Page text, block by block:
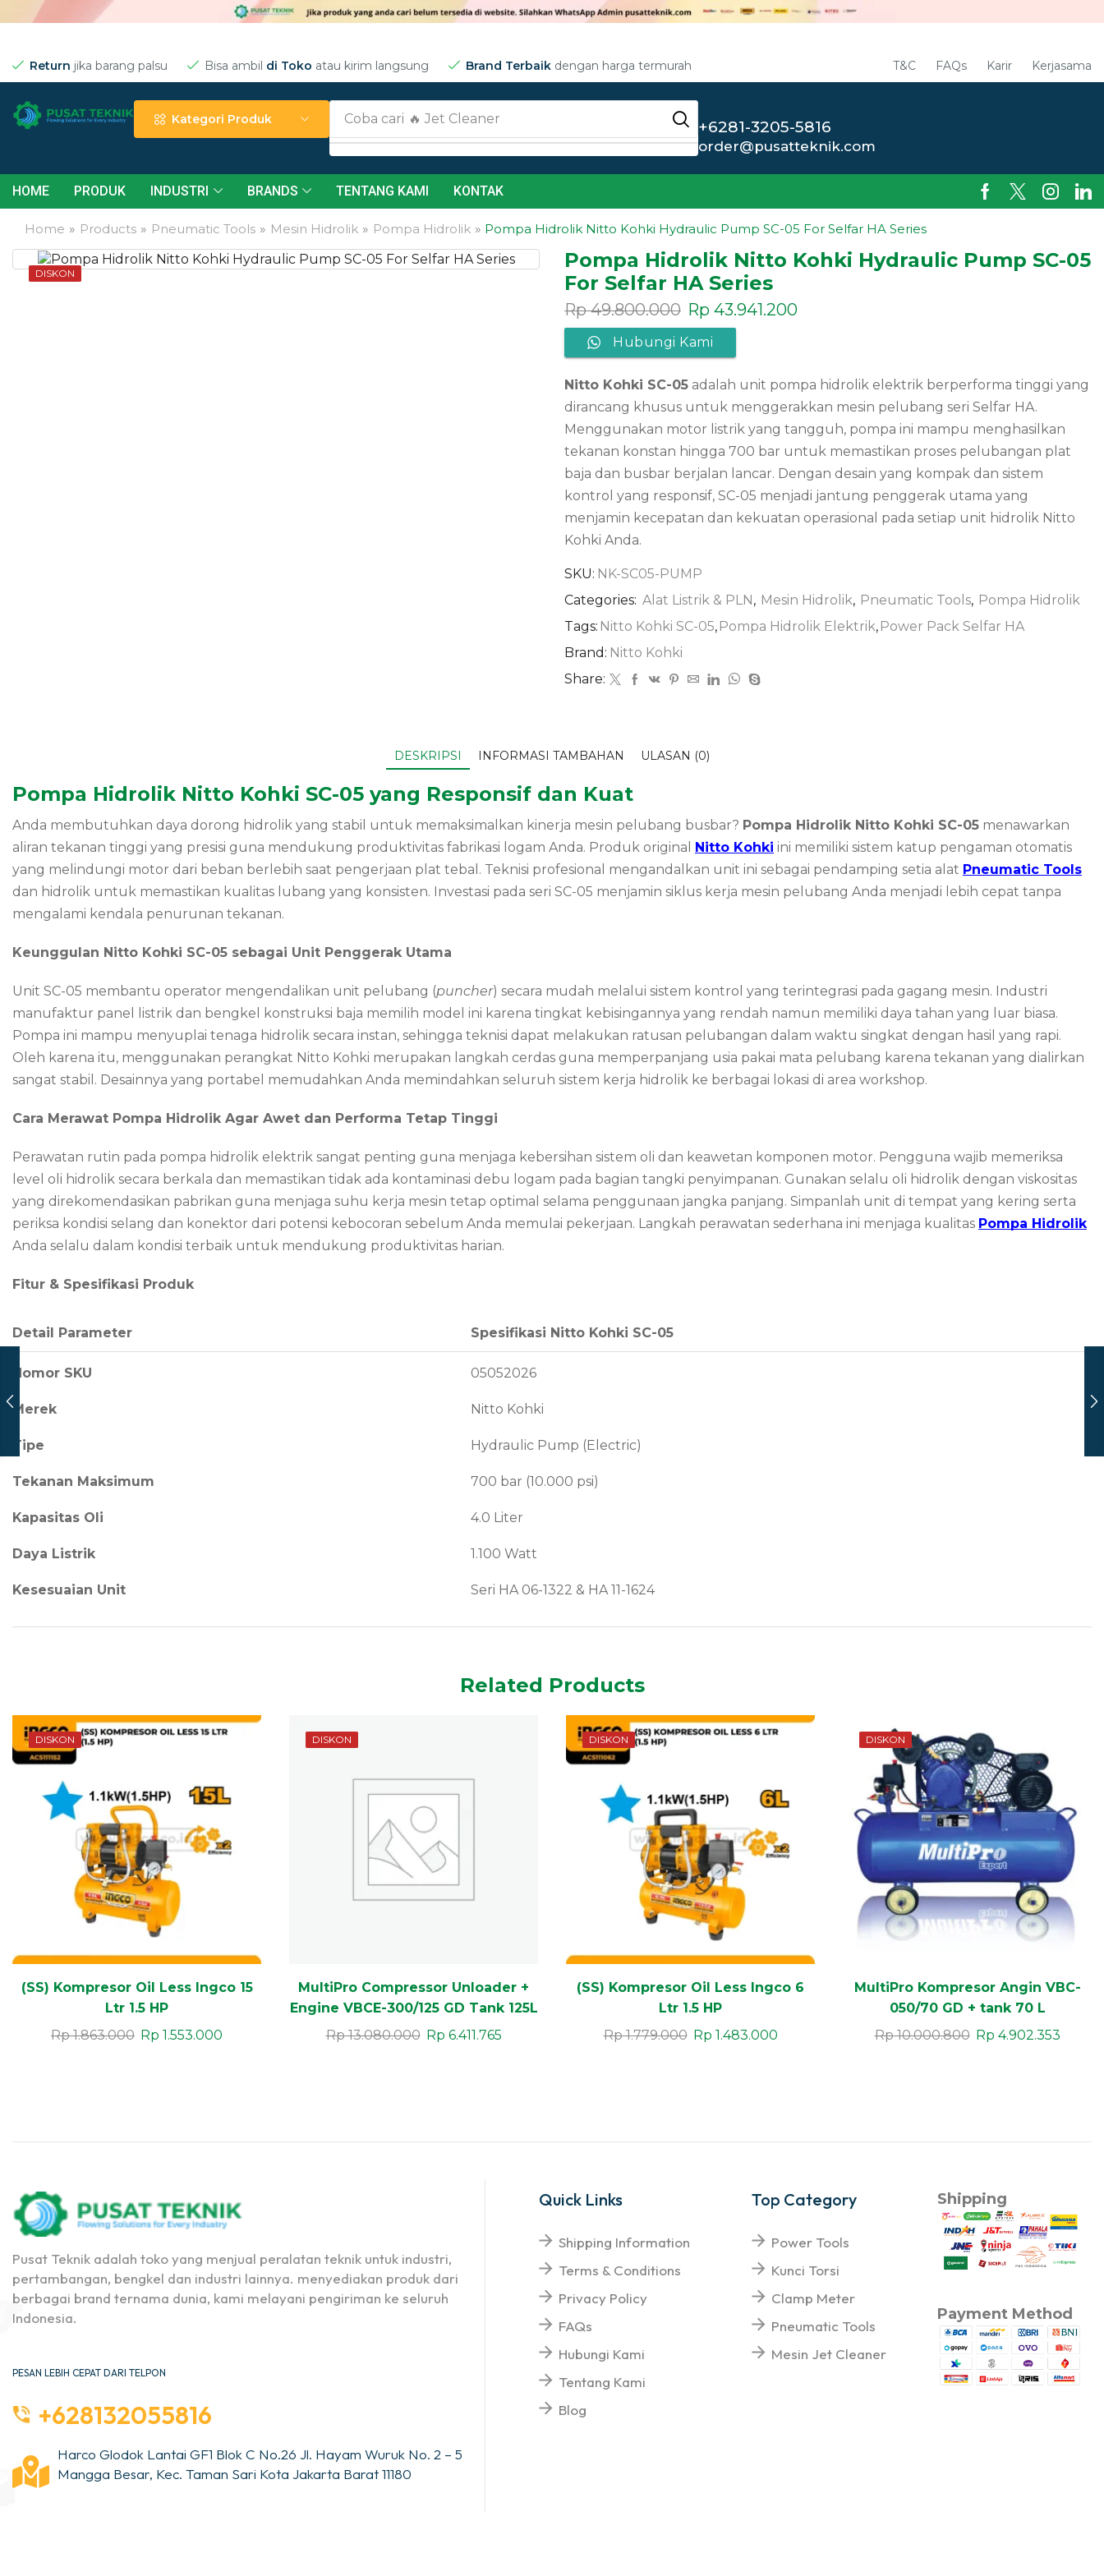
Return jika barang palsu Bisa ambil di Toko atau kirim langsung Brand Terbaik dengan harga termurah T&C FAQs Karir Kerjasama
Kategori Produk Coba cari 🔥 Jet Cleaner +6281-3205-5816
order@pusatteknik.com
HOME PRODUK INDUSTRI BRANDS TENTANG KAMI KONTAK
Home » Products » Pneumatic Tools » Mesin Hidrolik » Pompa Hidrolik » Pompa Hidrolik Nitto Kohki Hydraulic Pump SC-05 For Selfar HA Series
DISKON
Pompa Hidrolik Nitto Kohki Hydraulic Pump SC-05
For Selfar HA Series
Rp49.800.000 Rp 43.941.200
Hubungi Kami
Nitto Kohki SC-05 adalah unit pompa hidrolik elektrik berperforma tinggi yang
dirancang khusus untuk menggerakkan mesin pelubang seri Selfar HA.
Menggunakan motor listrik yang tangguh, pompa ini mampu menghasilkan
tekanan konstan hingga 700 bar untuk memastikan proses pelubangan plat
baja dan busbar berjalan lancar. Dengan desain yang kompak dan sistem
kontrol yang responsif, SC-05 menjadi jantung penggerak utama yang
menjamin kecepatan dan kekuatan operasional pada setiap unit hidrolik Nitto
Kohki Anda.
SKU: NK-SC05-PUMP
Categories: Alat Listrik & PLN , Mesin Hidrolik, Pneumatic Tools, Pompa Hidrolik
Tags: Nitto Kohki SC-05, Pompa Hidrolik Elektrik, Power Pack Selfar HA
Brand: Nitto Kohki
Share:
DESKRIPSI INFORMASI TAMBAHAN ULASAN (0)
Pompa Hidrolik Nitto Kohki SC-05 yang Responsif dan Kuat
Anda membutuhkan daya dorong hidrolik yang stabil untuk memaksimalkan kinerja mesin pelubang busbar? Pompa Hidrolik Nitto Kohki SC-05 menawarkan
aliran tekanan tinggi yang presisi guna mendukung produktivitas fabrikasi logam Anda. Produk original Nitto Kohki ini memiliki sistem katup pengaman otomatis
yang melindungi motor dari beban berlebih saat pengerjaan plat tebal. Teknisi profesional mengandalkan unit ini sebagai pendamping setia alat Pneumatic Tools
dan hidrolik untuk memastikan kualitas lubang yang konsisten. Investasi pada seri SC-05 menjamin siklus kerja mesin pelubang Anda menjadi lebih cepat tanpa
mengalami kendala penurunan tekanan.
Keunggulan Nitto Kohki SC-05 sebagai Unit Penggerak Utama
Unit SC-05 membantu operator mengendalikan unit pelubang (puncher) secara mudah melalui sistem kontrol yang terintegrasi pada gagang mesin. Industri
manufaktur panel listrik dan bengkel konstruksi baja memilih model ini karena tingkat kebisingannya yang rendah namun memiliki daya tahan yang luar biasa.
Pompa ini mampu menyuplai tenaga hidrolik secara instan, sehingga teknisi dapat melakukan ratusan pelubangan dalam waktu singkat dengan hasil yang rapi.
Oleh karena itu, menggunakan perangkat Nitto Kohki merupakan langkah cerdas guna memperpanjang usia pakai mata pelubang karena tekanan yang dialirkan
sangat stabil. Desainnya yang portabel memudahkan Anda memindahkan seluruh sistem kerja hidrolik ke berbagai lokasi di area workshop.
Cara Merawat Pompa Hidrolik Agar Awet dan Performa Tetap Tinggi
Perawatan rutin pada pompa hidrolik elektrik sangat penting guna menjaga kebersihan sistem oli dan keawetan komponen motor. Pengguna wajib memeriksa
level oli hidrolik secara berkala dan memastikan tidak ada kontaminasi debu logam pada bagian tangki penyimpanan. Gunakan selalu oli hidrolik dengan viskositas
yang direkomendasikan pabrikan guna menjaga suhu kerja mesin tetap optimal selama penggunaan jangka panjang. Simpanlah unit di tempat yang kering serta
periksa kondisi selang dan konektor dari potensi kebocoran sebelum Anda memulai pekerjaan. Langkah perawatan sederhana ini menjaga kualitas Pompa Hidrolik
Anda selalu dalam kondisi terbaik untuk mendukung produktivitas harian.
Fitur & Spesifikasi Produk
Detail Parameter Spesifikasi Nitto Kohki SC-05
Nomor SKU 05052026
Merek Nitto Kohki
Tipe Hydraulic Pump (Electric)
Tekanan Maksimum 700 bar (10.000 psi)
Kapasitas Oli 4.0 Liter
Daya Listrik 1.100 Watt
Kesesuaian Unit Seri HA 06-1322 & HA 11-1624
Related Products
DISKON
(SS) Kompresor Oil Less Ingco 15
Ltr 1.5 HP
Rp1.863.000 Rp 1.553.000
DISKON
MultiPro Compressor Unloader +
Engine VBCE-300/125 GD Tank 125L
Rp13.080.000 Rp 6.411.765
DISKON
(SS) Kompresor Oil Less Ingco 6
Ltr 1.5 HP
Rp1.779.000 Rp 1.483.000
DISKON
MultiPro Kompresor Angin VBC-
050/70 GD + tank 70 L
Rp10.000.800 Rp 4.902.353
Pusat Teknik adalah toko yang menjual peralatan teknik untuk industri,
pertambangan, bengkel dan industri lainnya. menyediakan produk dari
berbagai brand ternama dunia, kami melayani pengiriman ke seluruh
Indonesia.
PESAN LEBIH CEPAT DARI TELPON
+628132055816
Harco Glodok Lantai GF1 Blok C No.26 Jl. Hayam Wuruk No. 2 – 5
Mangga Besar, Kec. Taman Sari Kota Jakarta Barat 11180
Quick Links
Shipping Information
Terms & Conditions
Privacy Policy
FAQs
Hubungi Kami
Tentang Kami
Blog
Top Category
Power Tools
Kunci Torsi
Clamp Meter
Pneumatic Tools
Mesin Jet Cleaner
Shipping
Payment Method